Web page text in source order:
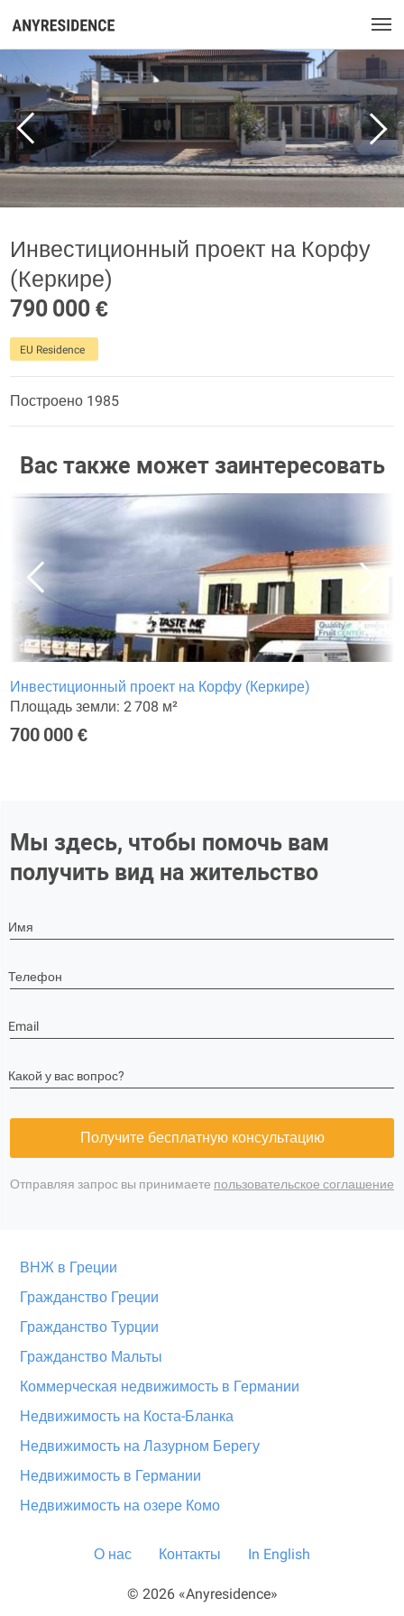
Инвестиционный проект на Корфу
(Керкире)
790 000 €
EU Residence
Построено 1985
Вас также может заинтересовать
Инвестиционный проект на Корфу (Керкире)
Площадь земли: 2 708 м²
700 000 €
Мы здесь, чтобы помочь вам
получить вид на жительство
Имя
Телефон
Email
Какой у вас вопрос?
Получите бесплатную консультацию
Отправляя запрос вы принимаете пользовательское соглашение
ВНЖ в Греции
Гражданство Греции
Гражданство Турции
Гражданство Мальты
Коммерческая недвижимость в Германии
Недвижимость на Коста-Бланка
Недвижимость на Лазурном Берегу
Недвижимость в Германии
Недвижимость на озере Комо
О нас Контакты In English
© 2026 «Anyresidence»